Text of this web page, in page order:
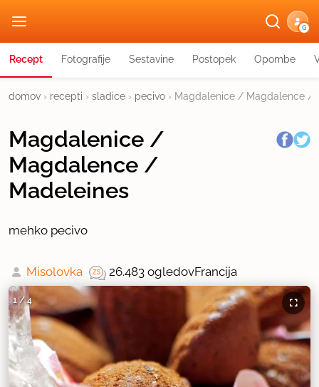
G
Recept Fotografije Sestavine Postopek Opombe
domov › recepti › sladice › pecivo › Magdalenice / Magdalence /
Magdalenice /
Magdalence /
Madeleines
mehko pecivo
Misolovka 26.483 ogledovFrancija
1 /4